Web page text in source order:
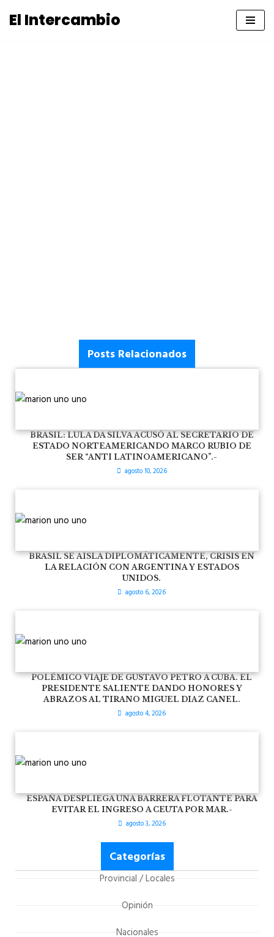
El Intercambio
Posts Relacionados
BRASIL: LULA DA SILVA ACUSÓ AL SECRETARIO DE
ESTADO NORTEAMERICANDO MARCO RUBIO DE
SER “ANTI LATINOAMERICANO”.-
agosto 10, 2026
BRASIL SE AISLA DIPLOMÁTICAMENTE, CRISIS EN
LA RELACIÓN CON ARGENTINA Y ESTADOS
UNIDOS.
agosto 6, 2026
POLÉMICO VIAJE DE GUSTAVO PETRO A CUBA. EL
PRESIDENTE SALIENTE DANDO HONORES Y
ABRAZOS AL TIRANO MIGUEL DIAZ CANEL.
agosto 4, 2026
ESPAÑA DESPLIEGA UNA BARRERA FLOTANTE PARA
EVITAR EL INGRESO A CEUTA POR MAR.-
agosto 3, 2026
Categorías
Provincial / Locales
Opinión
Nacionales